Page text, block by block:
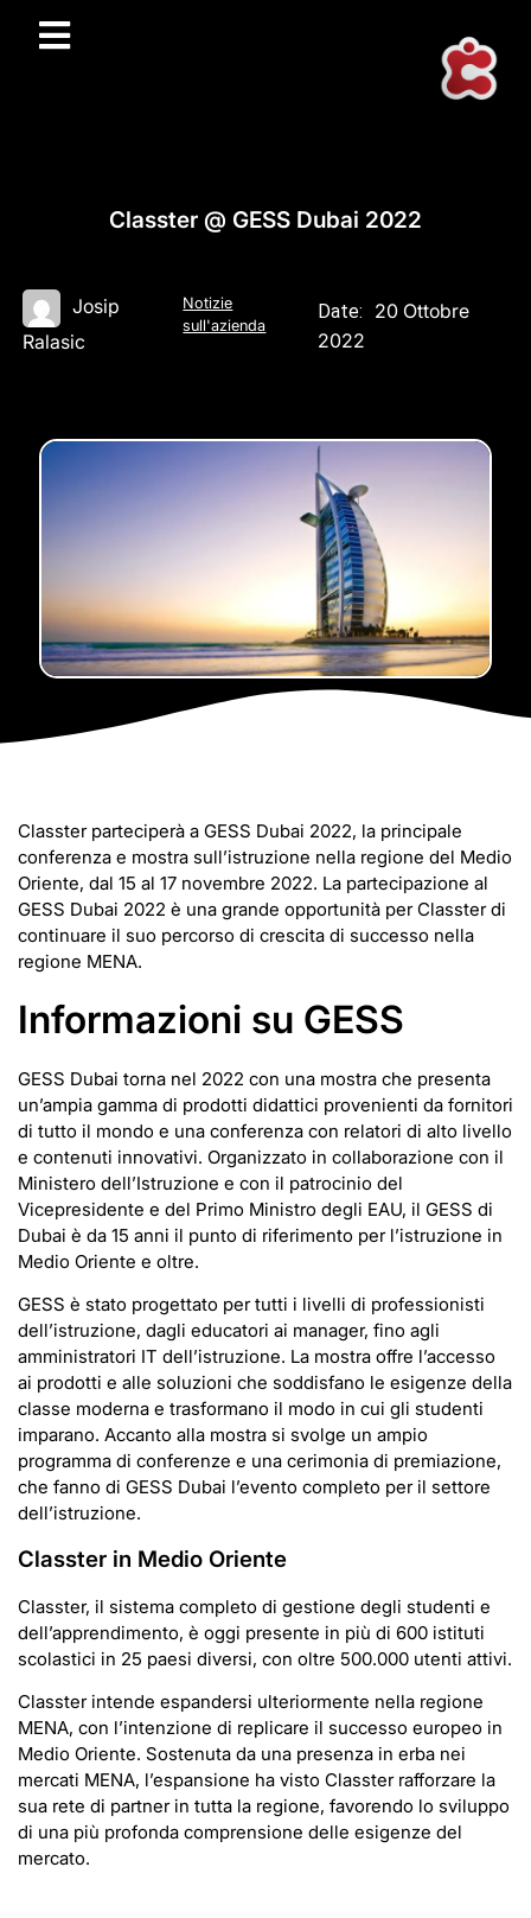
Classter @ GESS Dubai 2022
Josip
Ralasic
Notizie
sull'azienda
Date:
20 Ottobre
2022
Classter parteciperà a GESS Dubai 2022, la principale
conferenza e mostra sull’istruzione nella regione del Medio
Oriente, dal 15 al 17 novembre 2022. La partecipazione al
GESS Dubai 2022 è una grande opportunità per Classter di
continuare il suo percorso di crescita di successo nella
regione MENA.
Informazioni su GESS
GESS Dubai torna nel 2022 con una mostra che presenta
un’ampia gamma di prodotti didattici provenienti da fornitori
di tutto il mondo e una conferenza con relatori di alto livello
e contenuti innovativi. Organizzato in collaborazione con il
Ministero dell’Istruzione e con il patrocinio del
Vicepresidente e del Primo Ministro degli EAU, il GESS di
Dubai è da 15 anni il punto di riferimento per l’istruzione in
Medio Oriente e oltre.
GESS è stato progettato per tutti i livelli di professionisti
dell’istruzione, dagli educatori ai manager, fino agli
amministratori IT dell’istruzione. La mostra offre l’accesso
ai prodotti e alle soluzioni che soddisfano le esigenze della
classe moderna e trasformano il modo in cui gli studenti
imparano. Accanto alla mostra si svolge un ampio
programma di conferenze e una cerimonia di premiazione,
che fanno di GESS Dubai l’evento completo per il settore
dell’istruzione.
Classter in Medio Oriente
Classter, il sistema completo di gestione degli studenti e
dell’apprendimento, è oggi presente in più di 600 istituti
scolastici in 25 paesi diversi, con oltre 500.000 utenti attivi.
Classter intende espandersi ulteriormente nella regione
MENA, con l’intenzione di replicare il successo europeo in
Medio Oriente. Sostenuta da una presenza in erba nei
mercati MENA, l’espansione ha visto Classter rafforzare la
sua rete di partner in tutta la regione, favorendo lo sviluppo
di una più profonda comprensione delle esigenze del
mercato.